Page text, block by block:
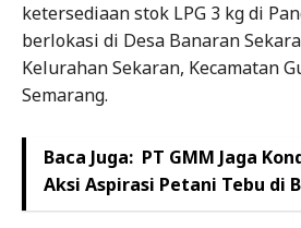
ketersediaan stok LPG 3 kg di
berlokasi di Desa Banaran
Kelurahan Sekaran, Kecamatan
Semarang.
Baca Juga: PT GMM Jaga
Aksi Aspirasi Petani Tebu di